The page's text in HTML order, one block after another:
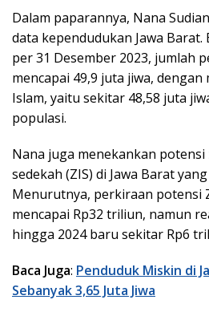
Dalam paparannya, Nana
data kependudukan Jawa
per 31 Desember 2023, jumlah
mencapai 49,9 juta jiwa,
Islam, yaitu sekitar 48,58 juta
populasi.
Nana juga menekankan potensi
sedekah (ZIS) di Jawa Barat
Menurutnya, perkiraan potensi
mencapai Rp32 triliun, namun
hingga 2024 baru sekitar Rp6
Baca Juga: Penduduk Miskin di
Sebanyak 3,65 Juta Jiwa